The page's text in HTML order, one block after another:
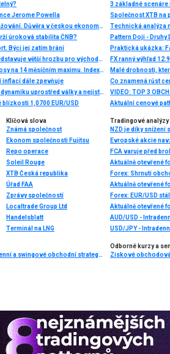
Jerome Powella
Na Čechy dolehlo lednové zdražování. Důvěra v českou ekonomiku je nejníže od léta 2014
úroková stabilita ČNB?
Býci jej zatím brání
Komodity: Hurikán Arthur nepředstavuje větší hrozbu pro východní pobřeží USA
Ranní komentář: Americké výnosy na 14 měsíčním maximu. Indexy se drží, dolar roste, zlato ztrácí
inflací dále zpevňuje
Graf dne: Zlato ztrácí veškerou dynamiku uprostřed války a nejistoty kolem politiky 🟡 (09.04.2026)
blízkosti 1,0700 EUR/USD
3 základné scenáre
Technická analýza
Pattern Doji -
Praktická ukázka:
FX ranný výhľad
Malé drobnosti,
Co znamená růst
VIDEO: TOP 3
Aktuální cenové
Klíčová slova
Známá společnost
Ekonom společnosti Fujitsu
Repo operace
Soleil Rouge
XTB Česká republika
Úřad FAA
Zprávy společností
Localtrade Group Ltd
Handelsblatt
Terminál na LNG
Tradingové analýzy
NZD je díky snížení
Evropské akcie
FCA varuje před
Aktuálně otevřené
Forex: Shrnutí
Aktuálně otevřené
Forex: EUR/USD
Aktuálně otevřené
AUD/USD -
USD/JPY -
Kniha "FOREX – Ziskové intradenní a swingové obchodní strategie" od Kathy Lien vychází v češtině!
Odborné kurzy a